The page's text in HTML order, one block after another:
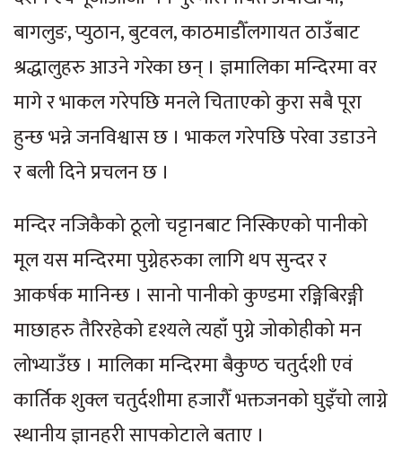
बागलुङ, प्युठान, बुटवल, काठमाडौँलगायत ठाउँबाट
श्रद्धालुहरु आउने गरेका छन् । ज्ञमालिका मन्दिरमा वर
मागे र भाकल गरेपछि मनले चिताएको कुरा सबै पूरा
हुन्छ भन्ने जनविश्वास छ । भाकल गरेपछि परेवा उडाउने
र बली दिने प्रचलन छ ।
मन्दिर नजिकैको ठूलो चट्टानबाट निस्किएको पानीको
मूल यस मन्दिरमा पुग्नेहरुका लागि थप सुन्दर र
आकर्षक मानिन्छ । सानो पानीको कुण्डमा रङ्गिबिरङ्गी
माछाहरु तैरिरहेको दृश्यले त्यहाँ पुग्ने जोकोहीको मन
लोभ्याउँछ । मालिका मन्दिरमा बैकुण्ठ चतुर्दशी एवं
कार्तिक शुक्ल चतुर्दशीमा हजारौँ भक्तजनको घुइँचो लाग्ने
स्थानीय ज्ञानहरी सापकोटाले बताए ।